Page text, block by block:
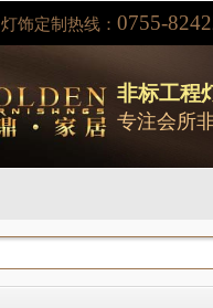
灯饰定制热线： 0755-
非标工程
专注会所